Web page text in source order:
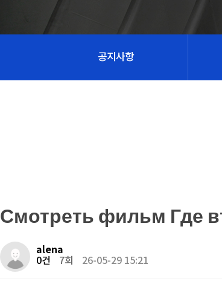
공지사항
Смотреть фильм Где
alena
0건 7회 26-05-29 15:21